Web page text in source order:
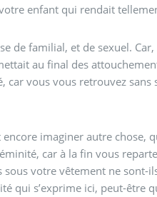
enfant qui rendait
de familial, et de sexuel.
au final des
car vous vous retrouvez
imaginer autre chose,
car à la fin vous
sous votre vêtement ne sont-
qui s’exprime ici, peut-être